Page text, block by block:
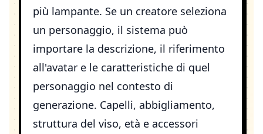
più lampante. Se un creatore seleziona
un personaggio, il sistema può
importare la descrizione, il riferimento
all'avatar e le caratteristiche di quel
personaggio nel contesto di
generazione. Capelli, abbigliamento,
struttura del viso, età e accessori